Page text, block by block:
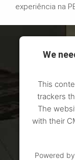
experiência na
We
This
trackers
The
with their
Powered by